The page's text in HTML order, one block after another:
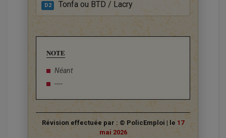
D2 Tonfa ou BTD / Lacry
NOTE
Néant
----
Révision effectuée par : © PolicEmploi | le 17
mai 2026